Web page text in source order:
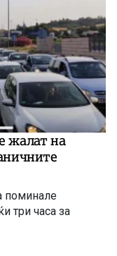
жалат на
поминале
три часа за